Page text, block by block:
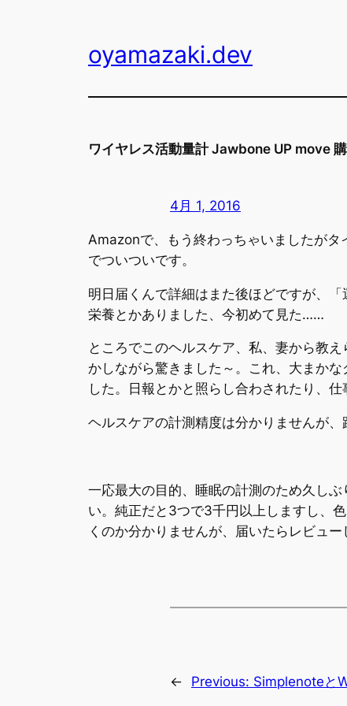
oyamazaki.dev
ワイヤレス活動量計 Jawbone UP move
4月 1, 2016
Amazonで、もう終わっちゃいましたが
でついついです。
明日届くんで詳細はまた後ほどですが、
栄養とかありました、今初めて見た……
ところでこのヘルスケア、私、妻から教
かしながら驚きました～。これ、大まか
した。日報とかと照らし合わされたり、
ヘルスケアの計測精度は分かりませんが
一応最大の目的、睡眠の計測のため久し
い。純正だと3つで3千円以上しますし、
くのか分かりませんが、届いたらレビュー
← Previous: Simplenoteと